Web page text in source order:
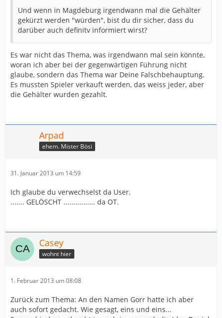
Und wenn in Magdeburg irgendwann mal die Gehälter
gekürzt werden "würden", bist du dir sicher, dass du
darüber auch definitv informiert wirst?
Es war nicht das Thema, was irgendwann mal sein könnte,
woran ich aber bei der gegenwärtigen Führung nicht
glaube, sondern das Thema war Deine Falschbehauptung.
Es mussten Spieler verkauft werden, das weiss jeder, aber
die Gehälter wurden gezahlt.
Arpad
ehem. Mister Bösi
31. Januar 2013 um 14:59
Ich glaube du verwechselst da User.
....... GELÖSCHT ................ da OT.
Casey
wohnt hier
1. Februar 2013 um 08:08
Zurück zum Thema: An den Namen Gorr hatte ich aber
auch sofort gedacht. Wie gesagt, eins und eins...